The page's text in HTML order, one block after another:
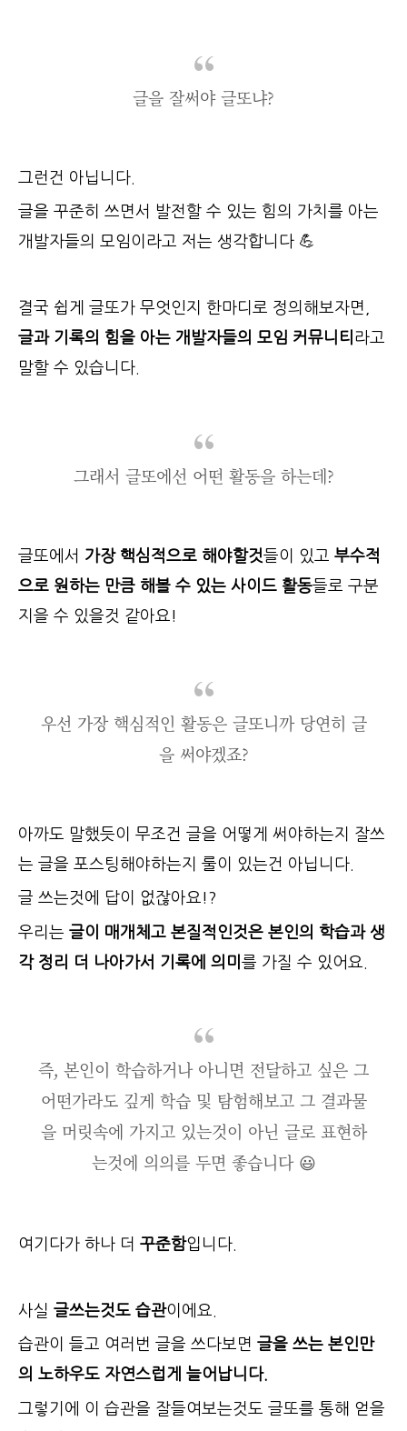
글을 잘써야 글또냐?
그런건 아닙니다.
글을 꾸준히 쓰면서 발전할 수 있는 힘의 가치를 아는
개발자들의 모임이라고 저는 생각합니다 💪
결국 쉽게 글또가 무엇인지 한마디로 정의해보자면,
글과 기록의 힘을 아는 개발자들의 모임 커뮤니티 라고
말할 수 있습니다.
그래서 글또에선 어떤 활동을 하는데?
글또에서 가장 핵심적으로 해야할것들이 있고 부수적
으로 원하는 만큼 해볼 수 있는 사이드 활동들로 구분
지을 수 있을것 같아요!
우선 가장 핵심적인 활동은 글또니까 당연히 글
을 써야겠죠?
아까도 말했듯이 무조건 글을 어떻게 써야하는지 잘쓰
는 글을 포스팅해야하는지 룰이 있는건 아닙니다.
글 쓰는것에 답이 없잖아요!?
우리는 글이 매개체고 본질적인것은 본인의 학습과 생
각 정리 더 나아가서 기록에 의미 를 가질 수 있어요.
즉, 본인이 학습하거나 아니면 전달하고 싶은 그
어떤가라도 깊게 학습 및 탐험해보고 그 결과물
을 머릿속에 가지고 있는것이 아닌 글로 표현하
는것에 의의를 두면 좋습니다 😃
여기다가 하나 더 꾸준함입니다.
사실 글쓰는것도 습관이에요.
습관이 들고 여러번 글을 쓰다보면 글을 쓰는 본인만
의 노하우도 자연스럽게 늘어납니다.
그렇기에 이 습관을 잘들여보는것도 글또를 통해 얻을